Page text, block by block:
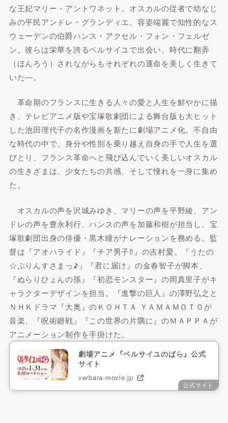
な王妃マリー・アントワネット。オスカルの従者で幼なじ
みの平民アンドレ・グランディエ。容姿端麗で知性的なス
ウェーデンの伯爵ハンス・アクセル・フォン・フェルゼ
ン。彼らは栄華を誇るベルサイユで出会い、時代に翻弄
（ほんろう）されながらもそれぞれの運命を美しく生きて
いた―。
革命期のフランスに生きる人々の愛と人生を鮮やかに描
き、テレビアニメ版や宝塚歌劇団による舞台版も大ヒット
した池田理代子の名作漫画を新たに劇場アニメ化。不自由
な時代の中で、身分や性別を乗り越え自身の手で人生を選
びとり、フランス革命へと飛び込んでいく美しいオスカル
の生きざまは、少女たちの共感、そして憧れを一身に集め
た。
オスカルの声を沢城みゆき、マリーの声を平野綾、アン
ドレの声を豊永利行、ハンスの声を加藤和樹が担当し、宝
塚歌劇団出身の俳優・黒木瞳がナレーションを務める。監
督は『アオハライド』『チア男子‼』の吉村愛。『うたの
☆ぷりんすさまっ♪』『君に届け』の金春智子が脚本、
『ぬらりひょんの孫』『初恋モンスター』の岡真里子がキ
ャラクターデザインを担当。『進撃の巨人』の澤野弘之と
ＮＨＫドラマ『大奥』のＫＯＨＴＡ ＹＡＭＡＭＯＴＯが
音楽、『呪術廻戦』『この世界の片隅に』のＭＡＰＰＡが
アニメーション制作を手掛けた。
公式サイト
劇場アニメ『ベルサイユのばら』公式
サイト
verbara-movie.jp